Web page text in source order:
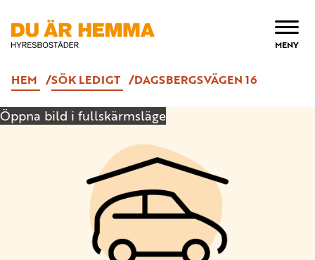
ÖPPNA
MENY
HEM SÖK LEDIGT DAGSBERGSVÄGEN 16
Öppna bild i fullskärmsläge